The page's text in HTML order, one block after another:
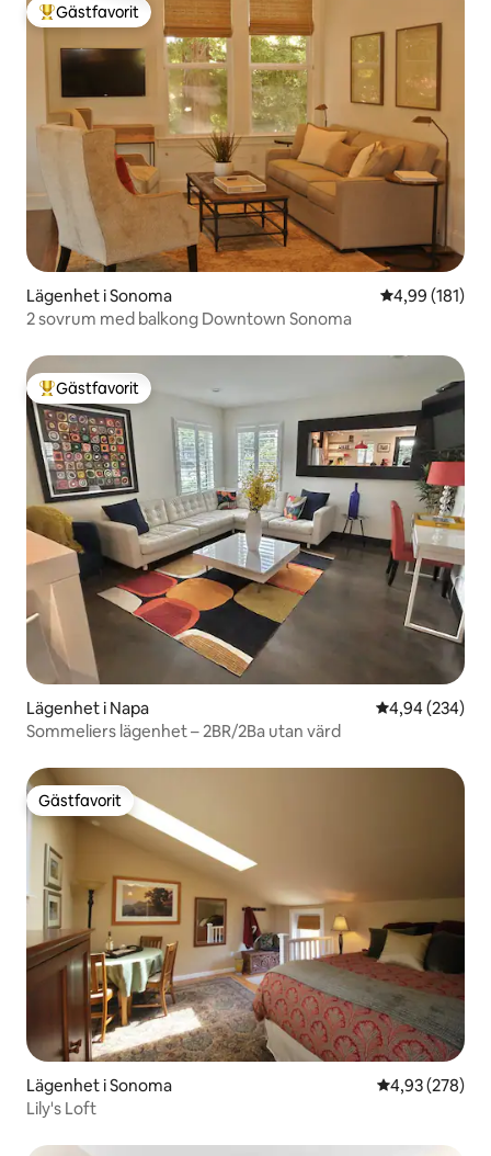
Populär gästfavorit
Gästfavorit
Lägenhet i Sonoma 4,99 av 5 i
4,99 (181)
2 sovrum med balkong Downtown Sonoma
Populär gästfavorit
Gästfavorit
Lägenhet i Napa 4,94 av 5 i
4,94 (234)
Sommeliers lägenhet – 2BR/2Ba utan värd
Gästfavorit
Gästfavorit
Lägenhet i Sonoma 4,93 av 5 i
4,93 (278)
Lily's Loft